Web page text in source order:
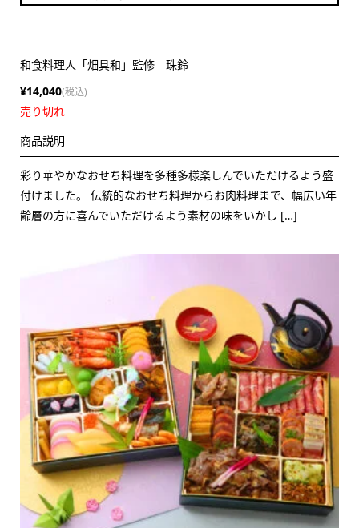
和食料理人「畑具和」監修 珠鈴
¥14,040(税込)
売り切れ
商品説明
彩り華やかなおせち料理を多種多様楽しんでいただけるよう盛
付けました。 伝統的なおせち料理からお肉料理まで、幅広い年
齢層の方に喜んでいただけるよう素材の味をいかし […]